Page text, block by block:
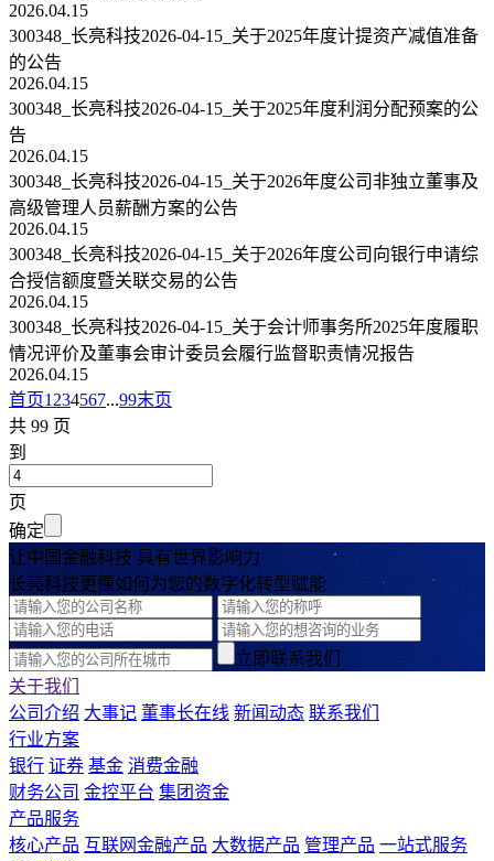
2026.04.15
300348_长亮科技2026-04-15_关于2025年度计提资产减值准备
的公告
2026.04.15
300348_长亮科技2026-04-15_关于2025年度利润分配预案的公
告
2026.04.15
300348_长亮科技2026-04-15_关于2026年度公司非独立董事及
高级管理人员薪酬方案的公告
2026.04.15
300348_长亮科技2026-04-15_关于2026年度公司向银行申请综
合授信额度暨关联交易的公告
2026.04.15
300348_长亮科技2026-04-15_关于会计师事务所2025年度履职
情况评价及董事会审计委员会履行监督职责情况报告
2026.04.15
首页1 234567...99末页
共 99 页
到
页
确定
让中国金融科技 具有世界影响力
长亮科技更懂如何为您的数字化转型赋能
立即联系我们
关于我们
公司介绍 大事记 董事长在线 新闻动态 联系我们
行业方案
银行 证券 基金 消费金融
财务公司 金控平台 集团资金
产品服务
核心产品 互联网金融产品 大数据产品 管理产品 一站式服务